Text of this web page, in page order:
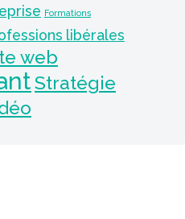
Formations
libérales
web
Stratégie